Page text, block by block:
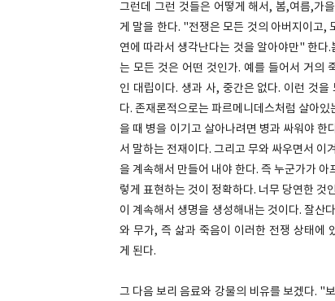
그런데 그런 것들은 어떻게 해서, 봄,여름,가
게 말을 한다. "전쟁은 모든 것의 아버지이고,
연에 따라서 생각난다는 것을 알아야만" 한다
는 모든 것은 어떤 것인가. 예를 들어서 거의
인 대립이다. 생과 사, 중간은 없다. 이런 것
다. 존재론적으로는 파르메니데스처럼 살아
을 때 병을 이기고 살아나려면 병과 싸워야 한
서 말하는 전재이다. 그리고 무와 싸우면서 이
을 계속해서 만들어 내야 한다. 즉 누군가가
렇게 표현하는 것이 정확하다. 너무 당연한 것
이 계속해서 생명을 생성해내는 것이다. 잘산
와 무가, 즉 삶과 죽음이 이러한 전쟁 상태에
게 된다.
그 다음 보리 음료와 강물의 비유를 보겠다. "